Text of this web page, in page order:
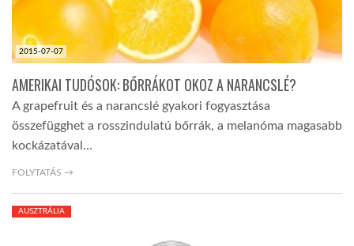
2015-07-07
AMERIKAI TUDÓSOK: BŐRRÁKOT OKOZ A NARANCSLÉ?
A grapefruit és a narancslé gyakori fogyasztása
összefügghet a rosszindulatú bőrrák, a melanóma magasabb
kockázatával…
FOLYTATÁS →
AUSZTRÁLIA